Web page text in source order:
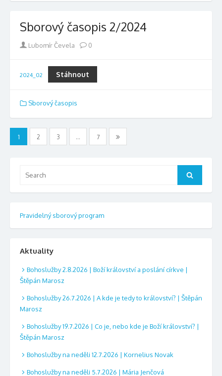
Sborový časopis 2/2024
AuthorLubomír Čevela 0
2024_02 Stáhnout
Sborový časopis
Stránkování
příspěvků
1 2 3 … 7
Search
Pravidelný sborový program
Aktuality
Bohoslužby 2.8.2026 | Boží království a poslání církve |
Štěpán Marosz
Bohoslužby 26.7.2026 | A kde je tedy to království? | Štěpán
Marosz
Bohoslužby 19.7.2026 | Co je, nebo kde je Boží království? |
Štěpán Marosz
Bohoslužby na neděli 12.7.2026 | Kornelius Novak
Bohoslužby na neděli 5.7.2026 | Mária Jenčová